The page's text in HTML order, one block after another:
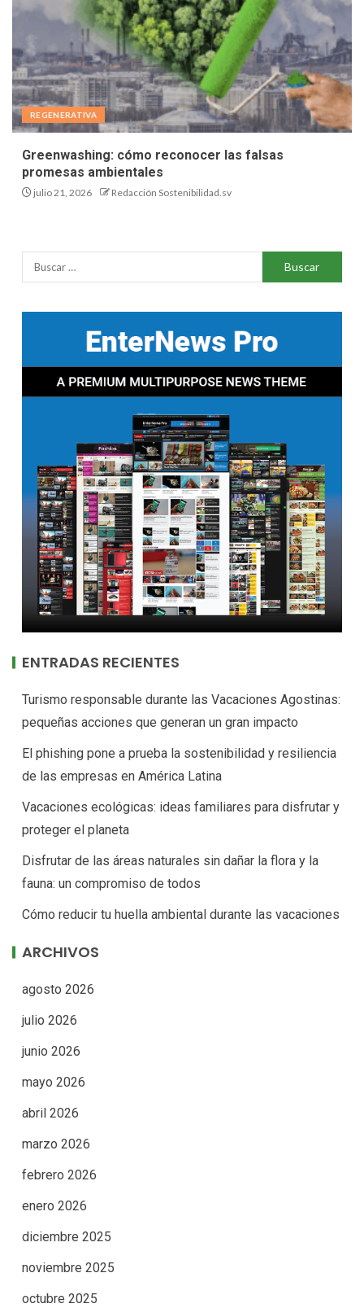
REGENERATIVA
Greenwashing: cómo reconocer las falsas
promesas ambientales
julio 21, 2026 Redacción Sostenibilidad.sv
ENTRADAS RECIENTES
Turismo responsable durante las Vacaciones Agostinas:
pequeñas acciones que generan un gran impacto
El phishing pone a prueba la sostenibilidad y resiliencia
de las empresas en América Latina
Vacaciones ecológicas: ideas familiares para disfrutar y
proteger el planeta
Disfrutar de las áreas naturales sin dañar la flora y la
fauna: un compromiso de todos
Cómo reducir tu huella ambiental durante las vacaciones
ARCHIVOS
agosto 2026
julio 2026
junio 2026
mayo 2026
abril 2026
marzo 2026
febrero 2026
enero 2026
diciembre 2025
noviembre 2025
octubre 2025